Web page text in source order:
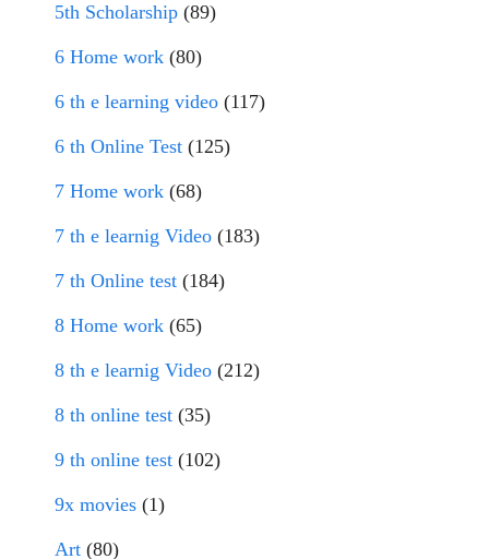
5th Scholarship (89)
6 Home work (80)
6 th e learning video (117)
6 th Online Test (125)
7 Home work (68)
7 th e learnig Video (183)
7 th Online test (184)
8 Home work (65)
8 th e learnig Video (212)
8 th online test (35)
9 th online test (102)
9x movies (1)
Art (80)